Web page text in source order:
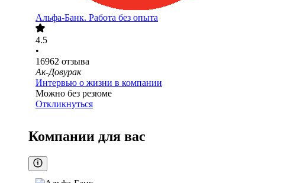
Альфа-Банк. Работа без опыта
4.5
•
16962 отзыва
Ак-Довурак
Интервью о жизни в компании
Можно без резюме
Откликнуться
Компании для вас